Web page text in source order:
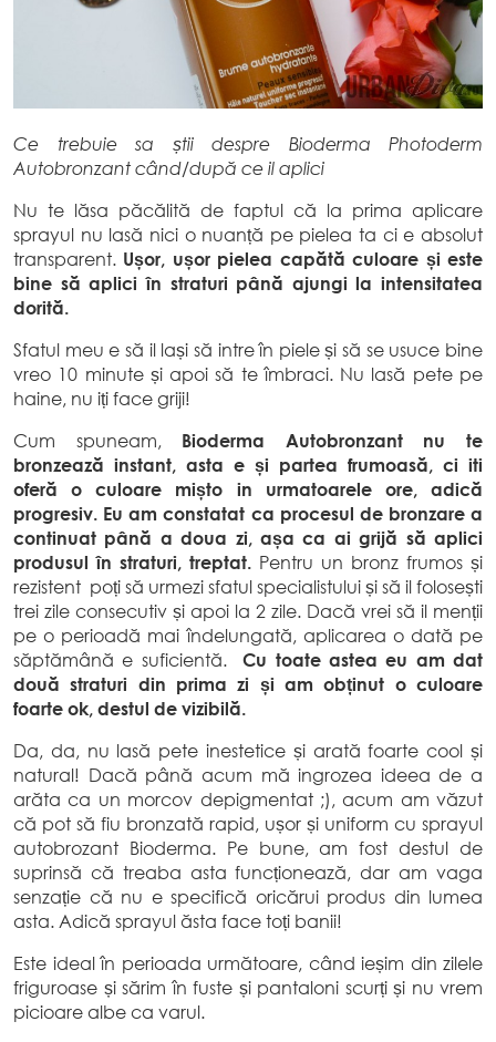
Ce trebuie sa știi despre Bioderma Photoderm
Autobronzant când/după ce il aplici
Nu te lăsa păcălită de faptul că la prima aplicare
sprayul nu lasă nici o nuanță pe pielea ta ci e absolut
transparent. Ușor, ușor pielea capătă culoare și este
bine să aplici în straturi până ajungi la intensitatea
dorită.
Sfatul meu e să il lași să intre în piele și să se usuce bine
vreo 10 minute și apoi să te îmbraci. Nu lasă pete pe
haine, nu iți face griji!
Cum spuneam, Bioderma Autobronzant nu te
bronzează instant, asta e și partea frumoasă, ci iti
oferă o culoare mișto in urmatoarele ore, adică
progresiv. Eu am constatat ca procesul de bronzare a
continuat până a doua zi, așa ca ai grijă să aplici
produsul în straturi, treptat. Pentru un bronz frumos și
rezistent poți să urmezi sfatul specialistului și să il folosești
trei zile consecutiv și apoi la 2 zile. Dacă vrei să il menții
pe o perioadă mai îndelungată, aplicarea o dată pe
săptămână e suficientă.Cu toate astea eu am dat
două straturi din prima zi și am obținut o culoare
foarte ok, destul de vizibilă.
Da, da, nu lasă pete inestetice și arată foarte cool și
natural! Dacă până acum mă ingrozea ideea de a
arăta ca un morcov depigmentat ;), acum am văzut
că pot să fiu bronzată rapid, ușor și uniform cu sprayul
autobrozant Bioderma. Pe bune, am fost destul de
suprinsă că treaba asta funcționează, dar am vaga
senzație că nu e specifică oricărui produs din lumea
asta. Adică sprayul ăsta face toți banii!
Este ideal în perioada următoare, când ieșim din zilele
friguroase și sărim în fuste și pantaloni scurți și nu vrem
picioare albe ca varul.